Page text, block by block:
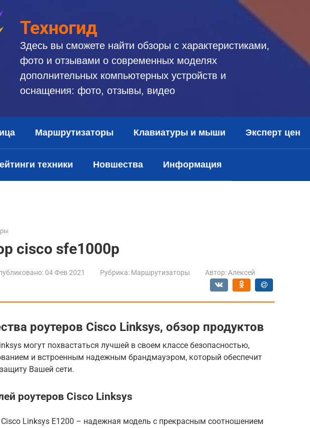
Техногид
Здесь вы сможете найти обзоры с характеристиками,
фото и отзывами о современных моделях
дополнительных компьютерных устройств и
оснащения: фото, отзывы, видео
Маршрутизаторы Клавиатуры и мыши Эксперт цен
техники Новшества Информация
cisco sfe1000p
04 Фев 2021 Рубрика: Маршрутизаторы Автор: Алексей
роутеров Cisco Linksys, обзор продуктов
могут похвастаться лучшей в своем классе безопасностью,
и встроенным надежным брандмауэром, который обеспечит
Вашей сети.
роутеров Cisco Linksys
Cisco Linksys E1200 – надежная модель с прекрасным соотношением